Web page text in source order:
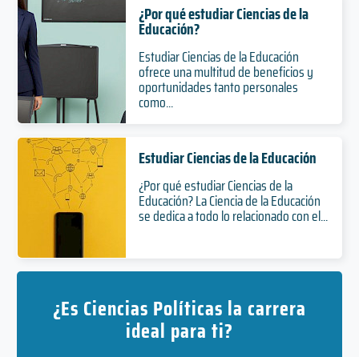
¿Por qué estudiar Ciencias de la
Educación?
Estudiar Ciencias de la Educación
ofrece una multitud de beneficios y
oportunidades tanto personales
como...
Estudiar Ciencias de la Educación
¿Por qué estudiar Ciencias de la
Educación? La Ciencia de la Educación
se dedica a todo lo relacionado con el...
¿Es Ciencias Políticas la carrera
ideal para ti?